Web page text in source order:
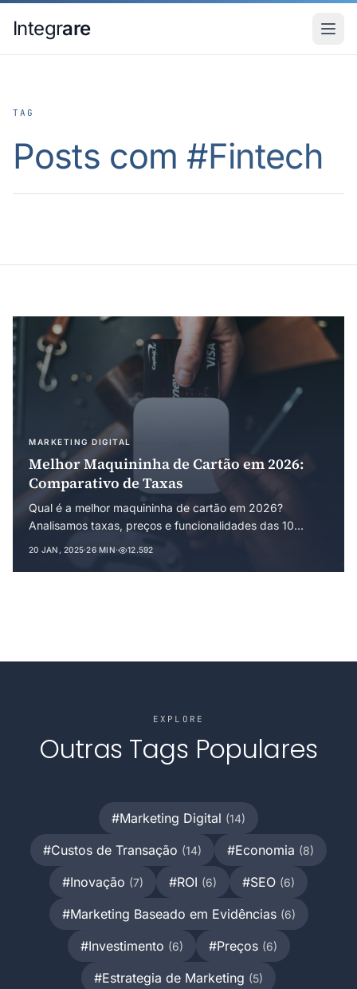
Integrare
TAG
Posts com #Fintech
MARKETING DIGITAL
Melhor Maquininha de Cartão em 2026:
Comparativo de Taxas
Qual é a melhor maquininha de cartão em 2026?
Analisamos taxas, preços e funcionalidades das 10
20 JAN, 2025·26 MIN· 12.592
EXPLORE
Outras Tags Populares
#Marketing Digital (14)
#Custos de Transação (14) #Economia (8)
#Inovação (7) #ROI (6) #SEO (6)
#Marketing Baseado em Evidências (6)
#Investimento (6) #Preços (6)
#Estrategia de Marketing (5)